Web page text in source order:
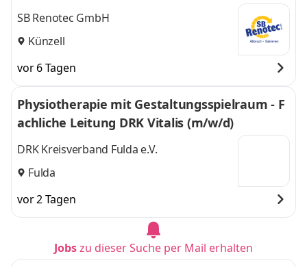
SB Renotec GmbH
Künzell
vor 6 Tagen
Physiotherapie mit Gestaltungsspielraum - F
achliche Leitung DRK Vitalis (m/w/d)
DRK Kreisverband Fulda e.V.
Fulda
vor 2 Tagen
Jobszu dieser Suche per Mail erhalten